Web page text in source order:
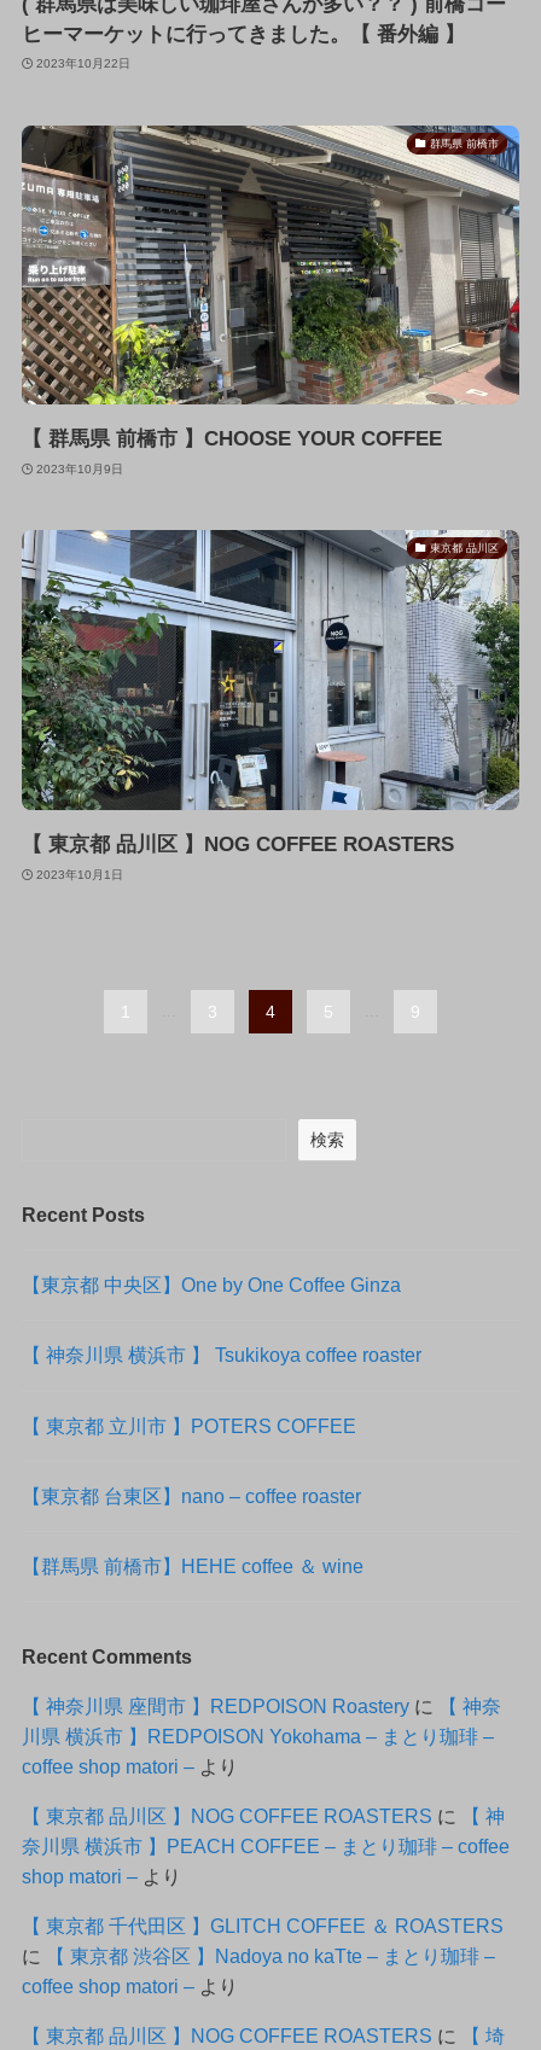
ヒーマーケットに行ってきました。【 番外編 】
2023年10月22日
群馬県 前橋市
【 群馬県 前橋市 】CHOOSE YOUR COFFEE
2023年10月9日
東京都 品川区
【 東京都 品川区 】NOG COFFEE ROASTERS
2023年10月1日
1 3 4 5 9
検索
Recent Posts
【東京都 中央区】One by One Coffee Ginza
【 神奈川県 横浜市 】 Tsukikoya coffee roaster
【 東京都 立川市 】POTERS COFFEE
【東京都 台東区】nano – coffee roaster
【群馬県 前橋市】HEHE coffee ＆ wine
Recent Comments
【 神奈川県 座間市 】REDPOISON Roasteryに
【 神奈
川県 横浜市 】REDPOISON Yokohama – まとり珈琲 –
coffee shop matori –より
【 東京都 品川区 】NOG COFFEE ROASTERS に
【 神
奈川県 横浜市 】PEACH COFFEE – まとり珈琲 – coffee
shop matori –より
【 東京都 千代田区 】GLITCH COFFEE ＆ ROASTERS
に
【 東京都 渋谷区 】Nadoya no kaTte – まとり珈琲 –
coffee shop matori –より
【 東京都 品川区 】NOG COFFEE ROASTERS に
【 埼